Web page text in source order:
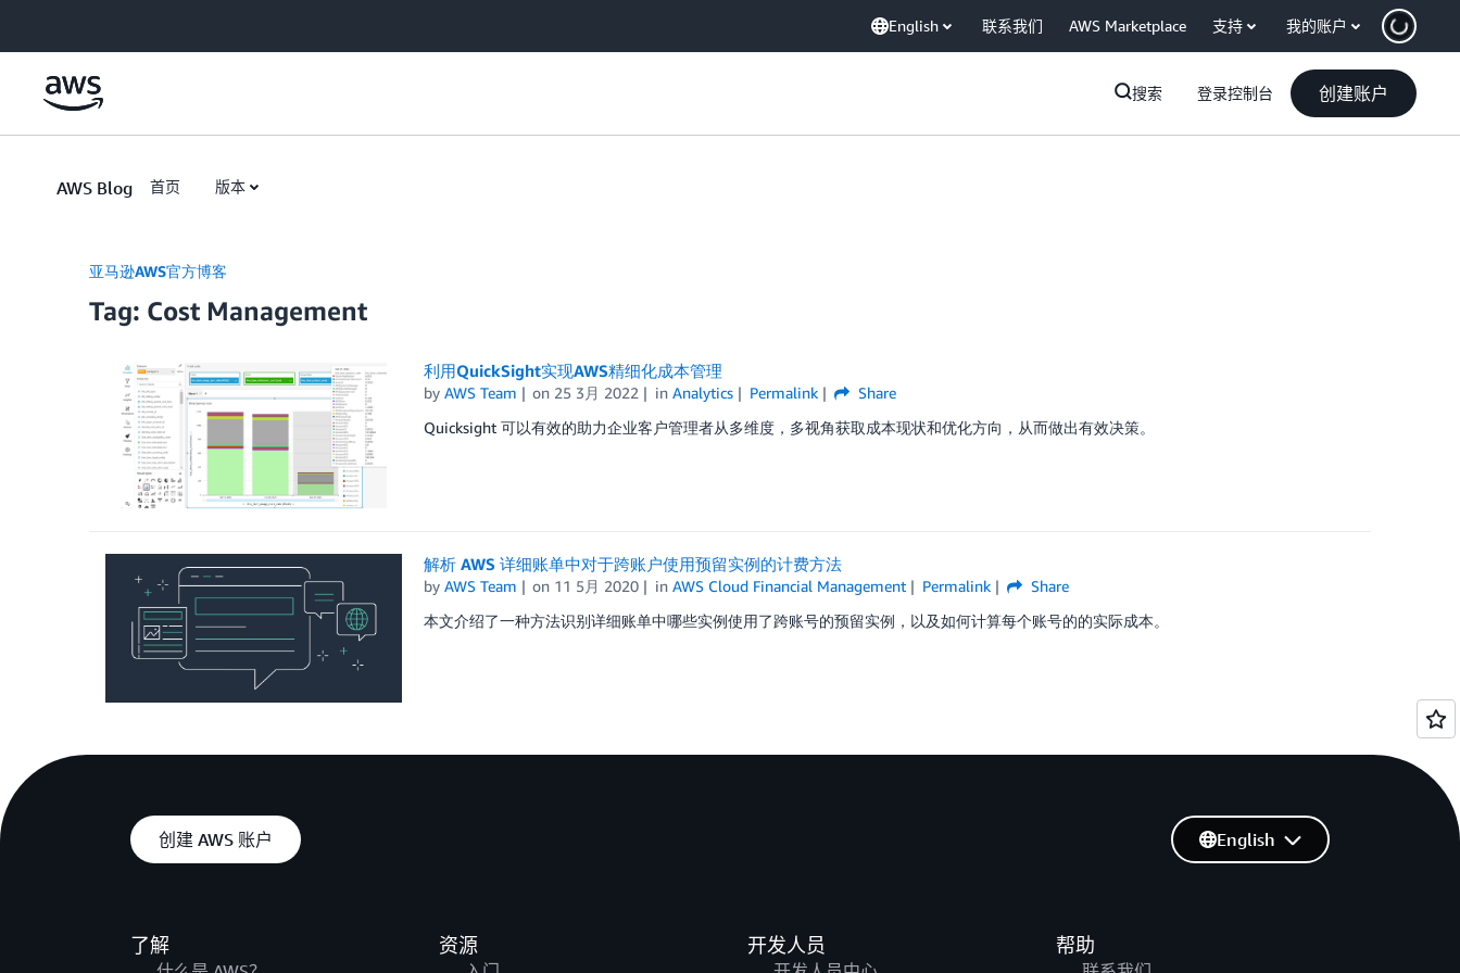
English 联系我们 AWS Marketplace 支持 我的账户
搜索 登录控制台 创建账户
AWS Blog 首页 版本
亚马逊AWS官方博客
Tag: Cost Management
利用QuickSight实现AWS精细化成本管理
by AWS Team on 25 3月 2022 inAnalytics Permalink
Share
Quicksight 可以有效的助力企业客户管理者从多维度，多视角获取成本现状和优化方向，从而做出有效决策。
解析 AWS 详细账单中对于跨账户使用预留实例的计费方法
by AWS Team on 11 5月 2020 inAWS Cloud Financial Management Permalink
Share
本文介绍了一种方法识别详细账单中哪些实例使用了跨账号的预留实例，以及如何计算每个账号的的实际成本。
创建 AWS 账户
了解 资源 开发人员 帮助
English